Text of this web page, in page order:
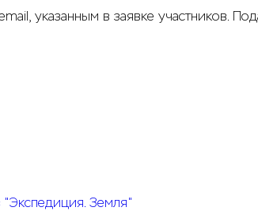
указанным в заявке участников.
Земля"